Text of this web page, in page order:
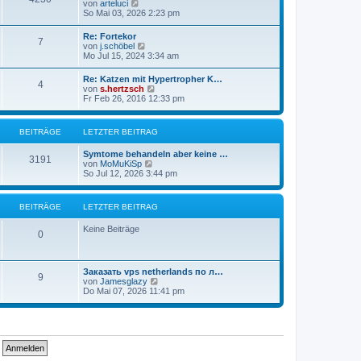
e
i
a
von arteluci
e
s
t
e
r
B
e
i
t
r
a
g
So Mai 03, 2026 2:23 pm
7
Re: Fortekor
von j.schöbel
e
e
s
t
e
r
B
e
i
t
r
a
Mo Jul 15, 2024 3:34 am
4
Re: Katzen mit Hypertropher K…
von s.hertzsch
e
e
t
e
r
e
i
t
r
Fr Feb 26, 2016 12:33 pm
BEITRÄGE LETZTER BEITRAG
3191
Symtome behandeln aber keine …
von MoMuKiSp
e
e
t
e
i
t
r
a
So Jul 12, 2026 3:44 pm
BEITRÄGE LETZTER BEITRAG
0 Keine Beiträge
9
Заказать vps netherlands по л…
von Jamesglazy
e
e
e
Do Mai 07, 2026 11:41 pm